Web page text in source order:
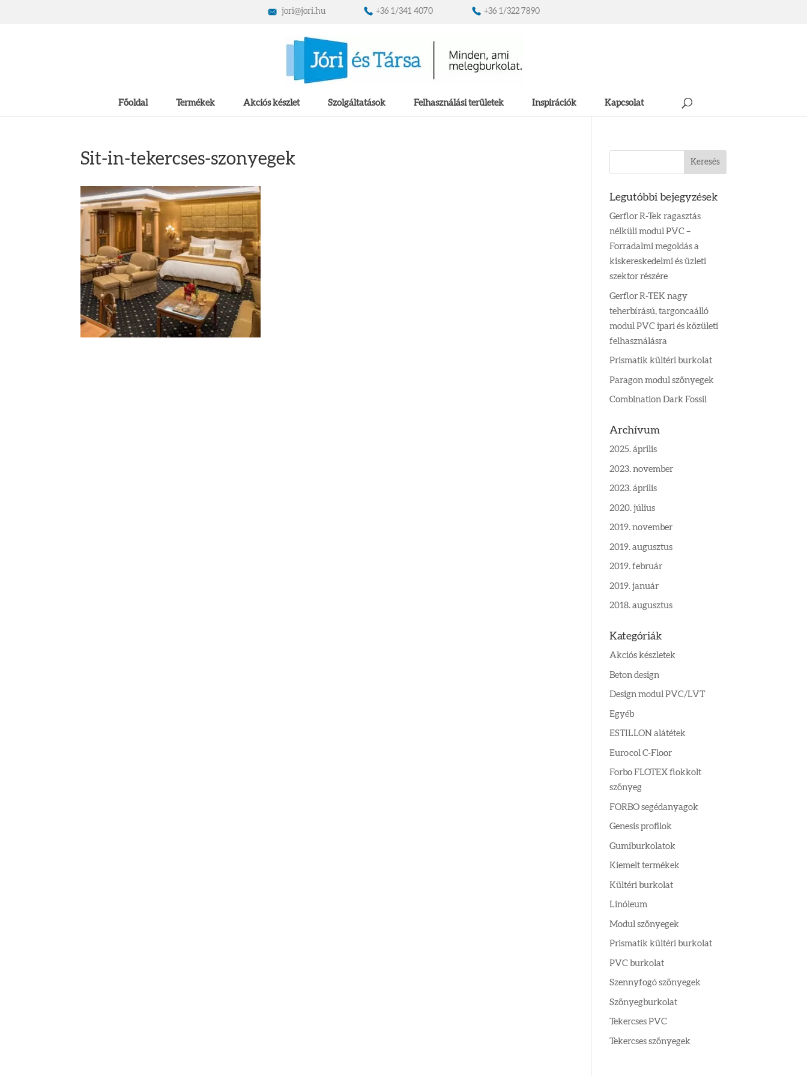
jori@jori.hu +36 1/341 4070 +36 1/322 7890
Főoldal Termékek Akciós készlet Szolgáltatások Felhasználási területek Inspirációk Kapcsolat
Sit-in-tekercses-szonyegek
Legutóbbi bejegyzések
Gerflor R-Tek ragasztás
nélküli modul PVC –
Forradalmi megoldás a
kiskereskedelmi és üzleti
szektor részére
Gerflor R-TEK nagy
teherbírású, targoncaálló
modul PVC ipari és közületi
felhasználásra
Prismatik kültéri burkolat
Paragon modul szőnyegek
Combination Dark Fossil
Archívum
2025. április
2023. november
2023. április
2020. július
2019. november
2019. augusztus
2019. február
2019. január
2018. augusztus
Kategóriák
Akciós készletek
Beton design
Design modul PVC/LVT
Egyéb
ESTILLON alátétek
Eurocol C-Floor
Forbo FLOTEX flokkolt
szőnyeg
FORBO segédanyagok
Genesis profilok
Gumiburkolatok
Kiemelt termékek
Kültéri burkolat
Linóleum
Modul szőnyegek
Prismatik kültéri burkolat
PVC burkolat
Szennyfogó szőnyegek
Szőnyegburkolat
Tekercses PVC
Tekercses szőnyegek